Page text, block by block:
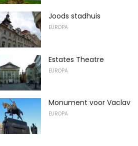
Joods stadhuis
EUROPA
Estates Theatre
EUROPA
Monument voor Vaclav
EUROPA